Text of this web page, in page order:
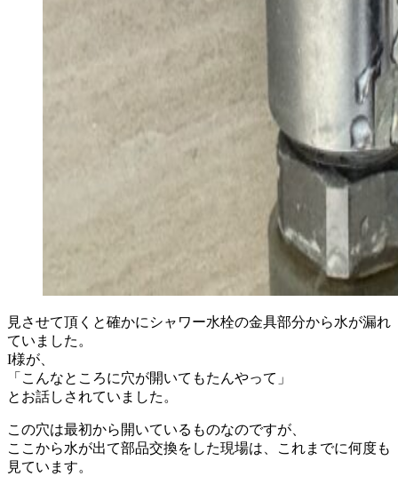
見させて頂くと確かにシャワー水栓の金具部分から水が漏れ
ていました。
I様が、
「こんなところに穴が開いてもたんやって」
とお話しされていました。
この穴は最初から開いているものなのですが、
ここから水が出て部品交換をした現場は、これまでに何度も
見ています。